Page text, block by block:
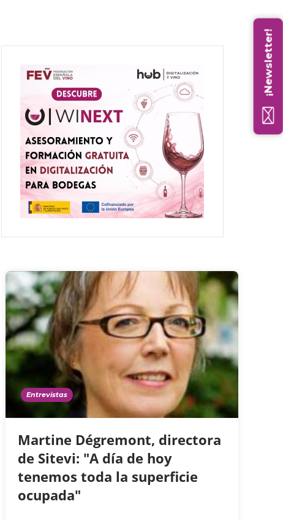
Entrevistas
Martine Dégremont, directora
de Sitevi: "A día de hoy
tenemos toda la superficie
ocupada"
¡Newsletter!